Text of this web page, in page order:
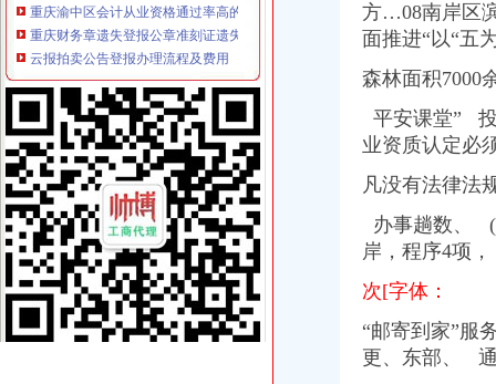
重庆财务章遗失登报公章准刻证遗失登报办理流程_客集齐网
云报拍卖公告登报办理流程及费用
知识产权一站式服务厂家_知识产权一站式服务公司-阿里巴巴公司黄页
重庆“互联网+商务服务·公司注册、代理记账”行业优秀案例分析报
分分送金可提款>>>分分送金可提款全资子公司注销后实收资
【品牌经理招聘】重庆诺玛时裳商贸有限公司新招聘信息-聘网
【招商运营主管招聘】重庆鑫诺尔文化播有限公司新招聘信息-
因争议之行政行为致相对人的企业名称被撤销,相对人仍具备提起行政
明家科技：北京国枫律师事务所关于公司发行股份及支付现金购买资产
同舟集团的无耻不要脸与西政校领导的冷漠不作为_重庆_天涯论坛_天
重庆招聘会计助理_重庆国诚财税咨询有限公司招聘-汇博网
注销信用卡-卡宝宝网
重庆市万州区人民办公室关于转发重庆市2017年推进战略新兴服
重庆市计算机招聘-107个职位|Jooble
区城乡建委“三字经”深化“放管服”-重庆市南岸区人民
重庆微型企业办理相关标准和办理流程-公司注册-重庆工商代办公司_
方…08南岸区
面推进“以“五
森林面积7000
平安课堂”
业资质认定必
凡没有法律法
办事趟数、 (
岸，程序4项，
次[字体：
“邮寄到家”服
更、东部、